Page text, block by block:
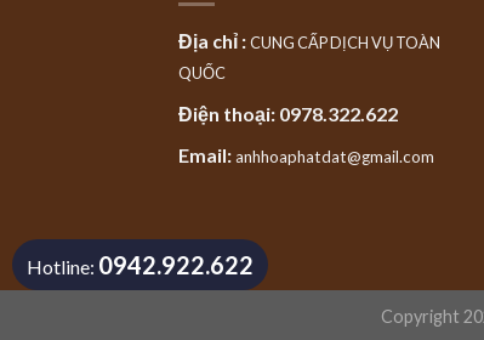
Địa chỉ :CUNG CẤP DỊCH VỤ TOÀN
QUỐC
Điện thoại: 0978.322.622
Email:anhhoaphatdat@gmail.com
Copyright
Hotline: 0942.922.622